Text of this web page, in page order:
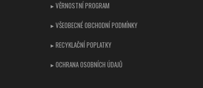
▸ VĚRNOSTNÍ PROGRAM
▸ VŠEOBECNÉ OBCHODNÍ PODMÍNKY
▸ RECYKLAČNÍ POPLATKY
▸ OCHRANA OSOBNÍCH ÚDAJŮ